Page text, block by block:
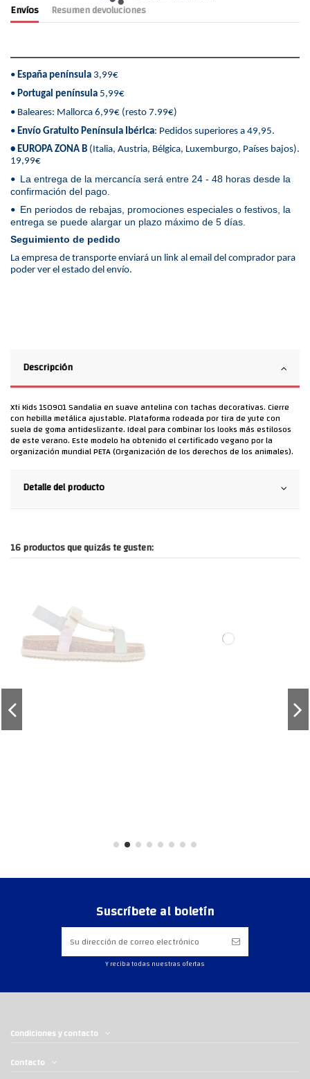
Envíos Resumen devoluciones
• España península 3,99€
• Portugal península 5,99€
• Baleares: Mallorca 6,99€ (resto 7.99€)
• Envío Gratuito Península Ibérica: Pedidos superiores a 49,95.
• EUROPA ZONA B (Italia, Austria, Bélgica, Luxemburgo, Países bajos).
19,99€
• La entrega de la mercancía será entre 24 - 48 horas desde la
confirmación del pago.
• En periodos de rebajas, promociones especiales o festivos, la
entrega se puede alargar un plazo máximo de 5 días.
Seguimiento de pedido
La empresa de transporte enviará un link al email del comprador para
poder ver el estado del envío.
Descripción
Xti Kids 150901 Sandalia en suave antelina con tachas decorativas. Cierre
con hebilla metálica ajustable. Plataforma rodeada por tira de yute con
suela de goma antideslizante. Ideal para combinar los looks más estilosos
de este verano. Este modelo ha obtenido el certificado vegano por la
organización mundial PETA (Organización de los derechos de los animales).
Detalle del producto
16 productos que quizás te gusten:
Suscríbete al boletín
Y reciba todas nuestras ofertas
Condiciones y contacto
Contacto